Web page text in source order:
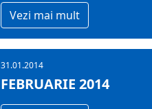
Vezi mai mult
31.01.2014
FEBRUARIE 2014